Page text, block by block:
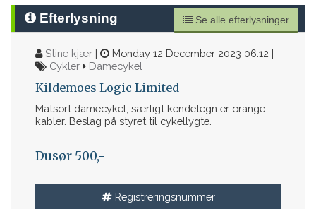
Efterlysning Se alle efterlysninger
Stine kjær |
Monday 12 December 2023 06:12 |
Cykler
Damecykel
Kildemoes Logic Limited
Matsort damecykel, særligt kendetegn er orange
kabler. Beslag på styret til cykellygte.
Dusør 500,-
Registreringsnummer